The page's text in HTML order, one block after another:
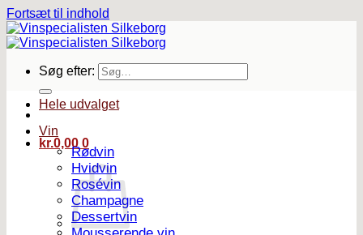
Fortsæt til indhold
Søg efter:
kr.0,00 0
Hele udvalget
Vin
Rødvin
Hvidvin
Rosévin
Champagne
Dessertvin